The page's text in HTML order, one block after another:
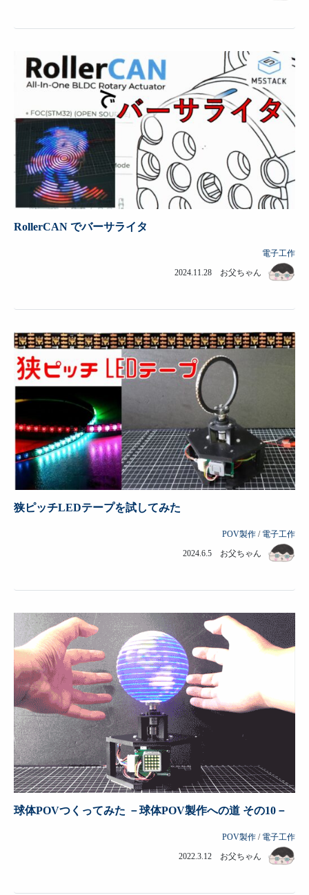
RollerCAN でバーサライタ
電子工作
2024.11.28 お父ちゃん
狭ピッチLEDテープを試してみた
POV製作 / 電子工作
2024.6.5 お父ちゃん
球体POVつくってみた －球体POV製作への道 その10－
POV製作 / 電子工作
2022.3.12 お父ちゃん